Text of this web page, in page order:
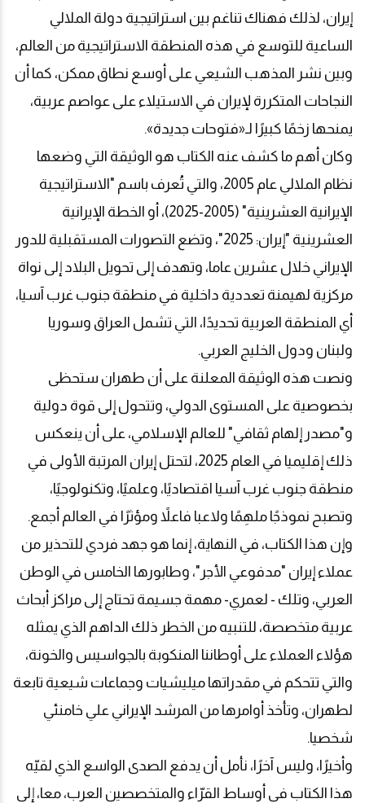
إيران، لذلك فهناك تناغم بين استراتيجية دولة الملالي
الساعية للتوسع في هذه المنطقة الاستراتيجية من العالم،
وبين نشر المذهب الشيعي على أوسع نطاق ممكن، كما أن
النجاحات المتكررة لإيران في الاستيلاء على عواصم عربية،
يمنحها زخمًا كبيرًا لـ«فتوحات جديدة».
وكان أهم ما كشف عنه الكتاب هو الوثيقة التي وضعها
نظام الملالي عام 2005، والتي تُعرف باسم "الاستراتيجية
الإيرانية العشرينية" (2005-2025)، أو الخطة الإيرانية
العشرينية "إيران: 2025"، وتضع التصورات المستقبلية للدور
الإيراني خلال عشرين عاما، وتهدف إلى تحويل البلاد إلى نواة
مركزية لهيمنة تعددية داخلية في منطقة جنوب غرب آسيا،
أي المنطقة العربية تحديدًا، التي تشمل العراق وسوريا
ولبنان ودول الخليج العربي.
ونصت هذه الوثيقة المعلنة على أن طهران ستحظى
بخصوصية على المستوى الدولي، وتتحول إلى قوة دولية
و"مصدر إلهام ثقافي" للعالم الإسلامي، على أن ينعكس
ذلك إقليميا في العام 2025، لتحتل إيران المرتبة الأولى في
منطقة جنوب غرب آسيا اقتصاديًا، وعلميًا، وتكنولوجيًا،
وتصبح نموذجًا ملهِمًا ولاعبا فاعلاً ومؤثرًا في العالم أجمع.
وإن هذا الكتاب، في النهاية، إنما هو جهد فردي للتحذير من
عملاء إيران "مدفوعي الأجر"، وطابورها الخامس في الوطن
العربي، وتلك - لعمري- مهمة جسيمة تحتاج إلى مراكز أبحاث
عربية متخصصة، للتنبيه من الخطر ذلك الداهم الذي يمثله
هؤلاء العملاء على أوطاننا المنكوبة بالجواسيس والخونة،
والتي تتحكم في مقدراتها ميليشيات وجماعات شيعية تابعة
لطهران، وتأخذ أوامرها من المرشد الإيراني علي خامنئي
شخصيا.
وأخيرًا، وليس آخرًا، نأمل أن يدفع الصدى الواسع الذي لقيّه
هذا الكتاب في أوساط القرّاء والمتخصصين العرب، معا، إلى